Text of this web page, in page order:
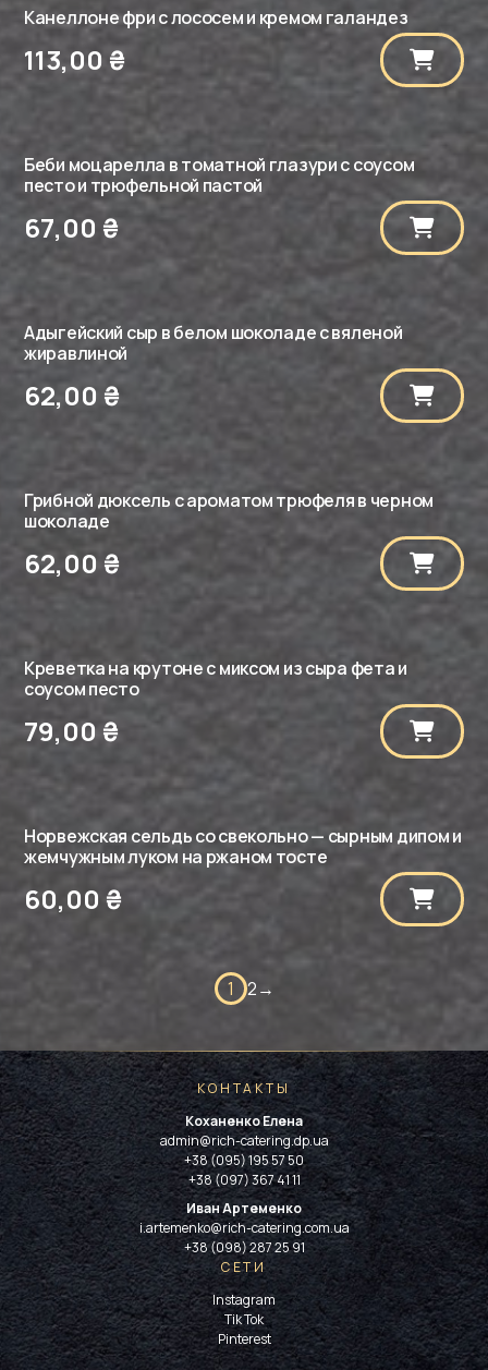
Канеллоне фри с лососем и кремом галандез
113,00 ₴
Беби моцарелла в томатной глазури с соусом
песто и трюфельной пастой
67,00 ₴
Адыгейский сыр в белом шоколаде с вяленой
жиравлиной
62,00 ₴
Грибной дюксель с ароматом трюфеля в черном
шоколаде
62,00 ₴
Креветка на крутоне с миксом из сыра фета и
соусом песто
79,00₴
Норвежская сельдь со свекольно — сырным дипом и
жемчужным луком на ржаном тосте
60,00 ₴
1 2→
КОНТАКТЫ
Коханенко Елена
admin@rich-catering.dp.ua
+38 (095) 195 57 50
+38 (097) 367 41 11
Иван Артеменко
i.artemenko@rich-catering.com.ua
+38 (098) 287 25 91
СЕТИ
Instagram
Tik Tok
Pinterest